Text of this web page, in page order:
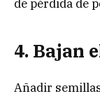
de pérdida de
4. Bajan
Añadir